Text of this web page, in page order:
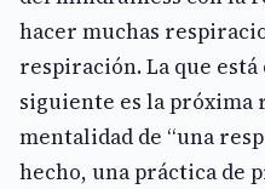
hacer muchas
respiración. La que
siguiente es la próxima
mentalidad de “una
hecho, una práctica de